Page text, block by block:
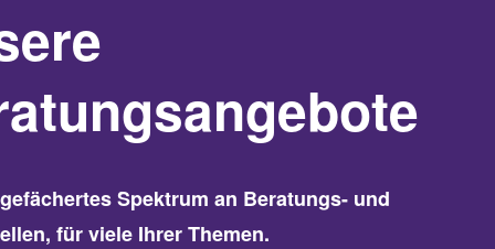
Spektrum an Beratungs- und
für viele Ihrer Themen.